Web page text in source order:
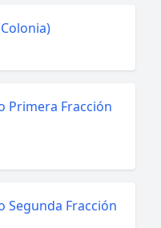
Primera Fracción
Segunda Fracción